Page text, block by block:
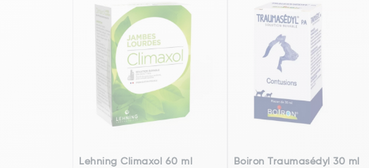
Lehning Climaxol 60 ml Boiron Traumasédyl 30 ml